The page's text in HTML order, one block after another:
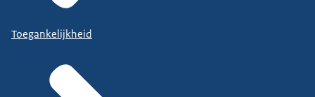
Toegankelijkheid